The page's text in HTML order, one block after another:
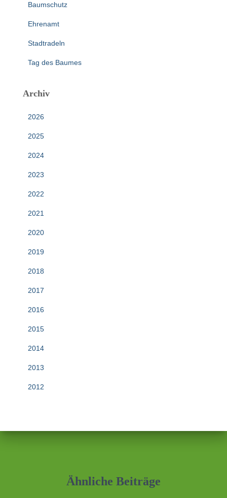
Baumschutz
Ehrenamt
Stadtradeln
Tag des Baumes
Archiv
2026
2025
2024
2023
2022
2021
2020
2019
2018
2017
2016
2015
2014
2013
2012
Ähnliche Beiträge